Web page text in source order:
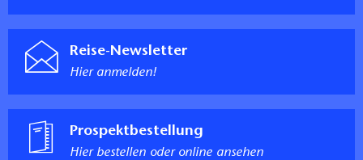
Reise-Newsletter
Hier anmelden!
Prospektbestellung
Hier bestellen oder online ansehen